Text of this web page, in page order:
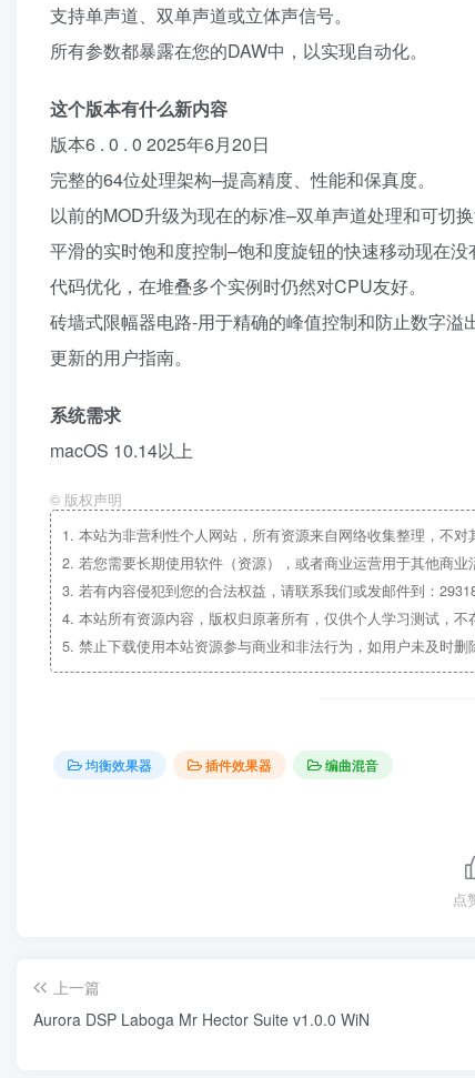
支持单声道、双单声道或立体声信号。
所有参数都暴露在您的DAW中，以实现自动化。
这个版本有什么新内容
版本6 . 0 . 0 2025年6月20日
完整的64位处理架构–提高精度、性能和保真度。
以前的MOD升级为现在的标准–双单声道处理和可切
平滑的实时饱和度控制–饱和度旋钮的快速移动现在没
代码优化，在堆叠多个实例时仍然对CPU友好。
砖墙式限幅器电路-用于精确的峰值控制和防止数字溢出
更新的用户指南。
系统需求
macOS 10.14以上
© 版权声明
1. 本站为非营利性个人网站，所有资源来自网络收集整理，不对
2. 若您需要长期使用软件（资源），或者商业运营用于其他商业
3. 若有内容侵犯到您的合法权益，请联系我们或发邮件到：
4. 本站所有资源内容，版权归原著所有，仅供个人学习测试，
5. 禁止下载使用本站资源参与商业和非法行为，如用户未及时
均衡效果器 插件效果器 编曲混音
点
上一篇
Aurora DSP Laboga Mr Hector Suite v1.0.0 WiN